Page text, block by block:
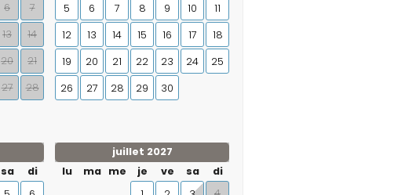
6
7
13
14
20
21
27
28
5
6 7 8 9 10
11
12
13 14 15 16 17
18
19
20 21 22 23 24
25
26
27 28 29 30
sa
di
juillet 2027
lu
ma me je ve sa
di